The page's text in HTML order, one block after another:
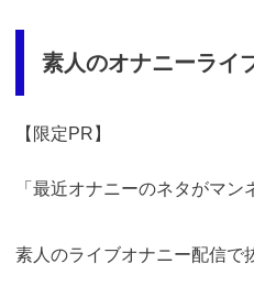
素人のオナニーライ
【限定PR】
「最近オナニーのネタがマン
素人のライブオナニー配信で